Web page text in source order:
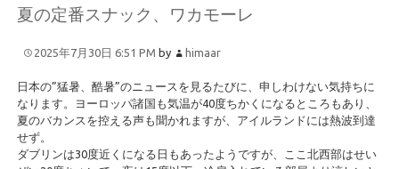
夏の定番スナック、ワカモーレ
2025年7月30日 6:51 PM by himaar
日本の”猛暑、酷暑”のニュースを見るたびに、申しわけない気持ちに
なります。ヨーロッパ諸国も気温が40度ちかくになるところもあり、
夏のバカンスを控える声も聞かれますが、アイルランドには熱波到達
せず。
ダブリンは30度近くになる日もあったようですが、ここ北西部はせい